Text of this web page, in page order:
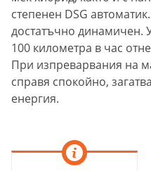
степенен DSG
достатъчно динамичен.
100 километра в час
При изпреварвания на
справя спокойно,
енергия.